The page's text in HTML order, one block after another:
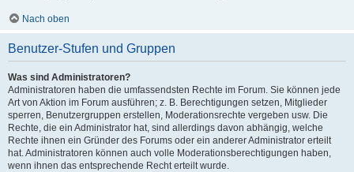
Nach oben
Benutzer-Stufen und Gruppen
Was sind Administratoren?
Administratoren haben die umfassendsten Rechte im Forum. Sie können jede
Art von Aktion im Forum ausführen; z. B. Berechtigungen setzen, Mitglieder
sperren, Benutzergruppen erstellen, Moderationsrechte vergeben usw. Die
Rechte, die ein Administrator hat, sind allerdings davon abhängig, welche
Rechte ihnen ein Gründer des Forums oder ein anderer Administrator erteilt
hat. Administratoren können auch volle Moderationsberechtigungen haben,
wenn ihnen das entsprechende Recht erteilt wurde.